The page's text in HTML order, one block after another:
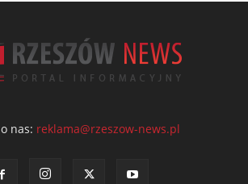
nas: reklama@rzeszow-news.pl